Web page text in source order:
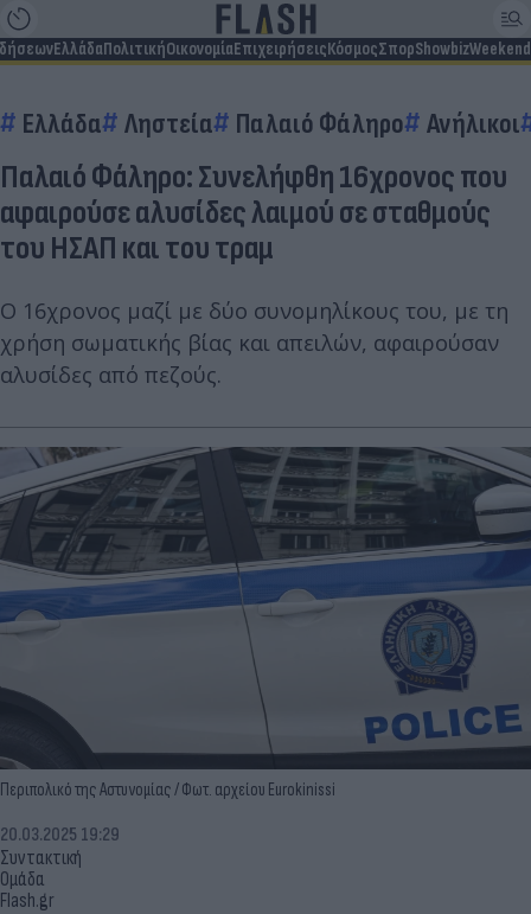
ΕλλάδαΠολιτικήΟικονομίαΕπιχειρήσειςΚόσμοςΣπορShowbizWeekend
Ελλάδα Ληστεία Παλαιό Φάληρο Ανήλικοι
Παλαιό Φάληρο: Συνελήφθη 16χρονος που
αφαιρούσε αλυσίδες λαιμού σε σταθμούς
του ΗΣΑΠ και του τραμ
Ο 16χρονος μαζί με δύο συνομηλίκους του, με τη
χρήση σωματικής βίας και απειλών, αφαιρούσαν
αλυσίδες από πεζούς.
Περιπολικό της Αστυνομίας / Φωτ. αρχείου Eurokinissi
Συντακτική
Ομάδα
Flash.gr
20.03.2025 19:29